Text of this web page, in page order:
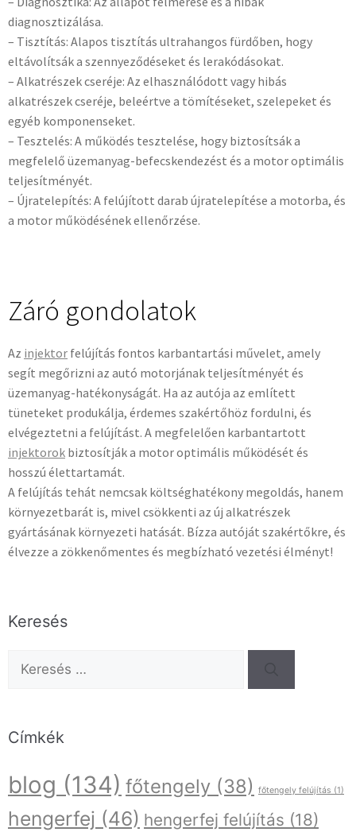
diagnosztizálása.
– Tisztítás: Alapos tisztítás ultrahangos fürdőben, hogy
eltávolítsák a szennyeződéseket és lerakódásokat.
– Alkatrészek cseréje: Az elhasználódott vagy hibás
alkatrészek cseréje, beleértve a tömítéseket, szelepeket és
egyéb komponenseket.
– Tesztelés: A működés tesztelése, hogy biztosítsák a
megfelelő üzemanyag-befecskendezést és a motor optimális
teljesítményét.
– Újratelepítés: A felújított darab újratelepítése a motorba, és
a motor működésének ellenőrzése.
Záró gondolatok
Az injektor felújítás fontos karbantartási művelet, amely
segít megőrizni az autó motorjának teljesítményét és
üzemanyag-hatékonyságát. Ha az autója az említett
tüneteket produkálja, érdemes szakértőhöz fordulni, és
elvégeztetni a felújítást. A megfelelően karbantartott
injektorok biztosítják a motor optimális működését és
hosszú élettartamát.
A felújítás tehát nemcsak költséghatékony megoldás, hanem
környezetbarát is, mivel csökkenti az új alkatrészek
gyártásának környezeti hatását. Bízza autóját szakértőkre, és
élvezze a zökkenőmentes és megbízható vezetési élményt!
Keresés
Címkék
blog (134) főtengely (38) főtengely felújítás (1)
hengerfej (46) hengerfej felújítás (18)